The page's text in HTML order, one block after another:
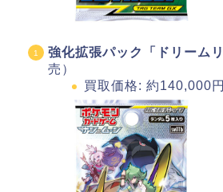
強化拡張パック「ドリームリ
売）
買取価格: 約140,000円